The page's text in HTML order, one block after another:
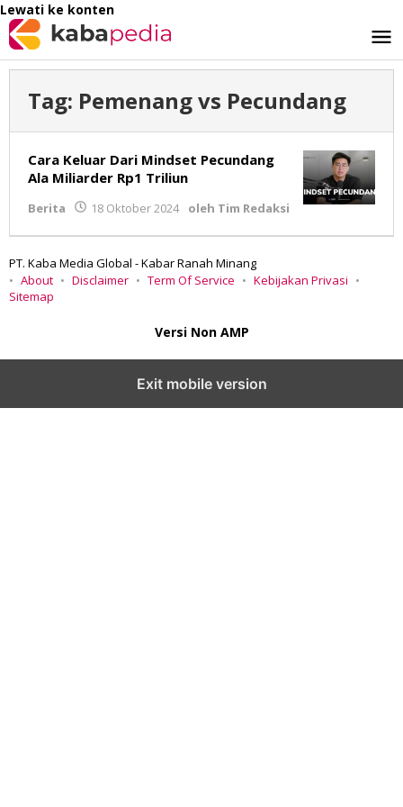
Lewati ke konten
Tag: Pemenang vs Pecundang
Cara Keluar Dari Mindset Pecundang
Ala Miliarder Rp1 Triliun
Berita 18 Oktober 2024 oleh Tim Redaksi
PT. Kaba Media Global - Kabar Ranah Minang
About
Disclaimer Term Of Service
Kebijakan Privasi
Sitemap
Versi Non AMP
Exit mobile version